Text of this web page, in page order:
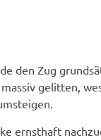
den Zug
gelitten,
ernsthaft